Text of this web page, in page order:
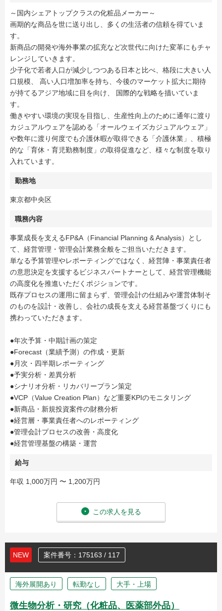
～国内シェアトップクラスの化粧品メーカー～
画期的な商品を世に送り出し、多くの生活者の信頼を得ていま
す。
新商品の開発や海外事業の拡充など次世代に向けた変革にもチャ
レンジしていきます。
少子化で若者人口が減少しつつある日本と比べ、格段に大きい人
口規模、 高い人口増加率を持ち、今後のマーケット拡大に期待
が持てるアジア地域に目を向け、 国際的な戦略を描いていま
す。
働きやすい環境の実現を目指し、生産性向上のために通年に渡り
カジュアルウェアを認める「オールウェイズカジュアルウェア」
や数年に渡り何度でも介護休暇が取得できる「介護休業」、積極
的な「育休・育児勤務制度」の取得促進など、様々な制度を取り
入れています。
勤務地
東京都中央区
職務内容
事業成長を支えるFP&A（Financial Planning & Analysis）とし
て、経営管理・管理会計業務全般をご担当いただきます。
単なる予算管理やレポーティングではなく、経営陣・事業責任者
の意思決定を支援するビジネスパートナーとして、経営管理機能
の高度化を推進いただくポジションです。
既存プロセスの運用に留まらず、管理会計の仕組みや運営体制そ
のものを設計・改善し、会社の成長を支える経営基盤づくりにも
携わっていただきます。
●年次予算・中期計画の策定
●Forecast（業績予測）の作成・更新
●月次・四半期レポーティング
●予実分析・差異分析
●シナリオ分析・リカバリープラン策定
●VCP（Value Creation Plan）など重要KPIのモニタリング
●新商品・新規投資案件の財務分析
●経営層・事業責任者へのレポーティング
●管理会計プロセスの改善・高度化
●経営管理基盤の構築・運営
給与
年収 1,000万円 〜 1,200万円
この求人を見る
NEW 案件番号：175163 / 117
海外展開あり 転勤なし 大手・上場
微生物分析・研究（化粧品、医薬部外品）